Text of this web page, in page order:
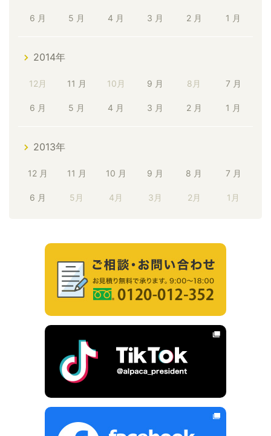
6 月 5 月 4 月 3 月 2 月 1 月
2014年
12月 11 月 10月 9 月 8月 7 月
6 月 5 月 4 月 3 月 2 月 1 月
2013年
12 月 11 月 10 月 9 月 8 月 7 月
6 月 5月 4月 3月 2月 1月